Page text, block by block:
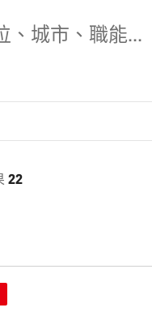
22